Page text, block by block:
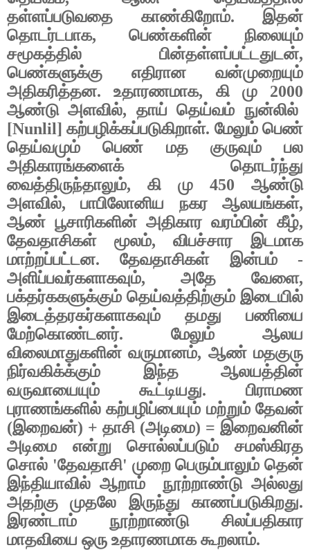
தள்ளப்படுவதை காண்கிறோம். இதன்
தொடர்டபாக, பெண்களின் நிலையும்
சமூகத்தில் பின்தள்ளப்பட்டதுடன்,
பெண்களுக்கு எதிரான வன்முறையும்
அதிகரித்தன. உதாரணமாக, கி மு 2000
ஆண்டு அளவில், தாய் தெய்வம் நுன்லில்
[Nunlil]கற்பழிக்கப்படுகிறாள். மேலும் பெண்
தெய்வமும் பெண் மத குருவும் பல
அதிகாரங்களைக் தொடர்ந்து
வைத்திருந்தாலும், கி மு 450 ஆண்டு
அளவில்,பாபிலோனிய நகர ஆலயங்கள்,
ஆண் பூசாரிகளின் அதிகார வரம்பின் கீழ்,
தேவதாசிகள் மூலம்,விபச்சார இடமாக
மாற்றப்பட்டன. தேவதாசிகள் இன்பம் -
அளிப்பவர்களாகவும், அதே வேளை,
பக்தர்ககளுக்கும் தெய்வத்திற்கும் இடையில்
இடைத்தரகர்களாகவும் தமது பணியை
மேற்கொண்டனர். மேலும் ஆலய
விலைமாதுகளின் வருமானம், ஆண் மதகுரு
நிர்வகிக்க்கும் இந்த ஆலயத்தின்
வருவாயையும் கூட்டியது. பிராமண
புராணங்களில் கற்பழிப்பையும் மற்றும் தேவன்
(இறைவன்) + தாசி (அடிமை) = இறைவனின்
அடிமை என்று சொல்லப்படும் சமஸ்கிரத
சொல் 'தேவதாசி' முறை பெரும்பாலும் தென்
இந்தியாவில் ஆறாம் நூற்றாண்டு அல்லது
அதற்கு முதலே இருந்து காணப்படுகிறது.
இரண்டாம் நூற்றாண்டு சிலப்பதிகார
மாதவியை ஒரு உதாரணமாக கூறலாம்.